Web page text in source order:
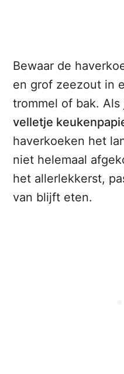
Bewaar de
en grof zeezout in
trommel of bak. Als
velletje
haverkoeken het
niet helemaal
het allerlekkerst,
van blijft eten.